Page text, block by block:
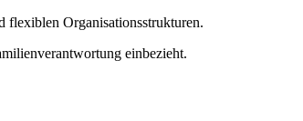
flexiblen Organisationsstrukturen.
einbezieht.